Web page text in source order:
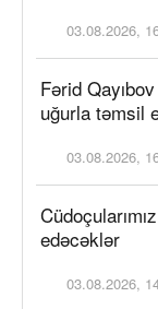
03.08.2026,
Fərid
uğurla təmsil
03.08.2026,
edəcəklər
03.08.2026,